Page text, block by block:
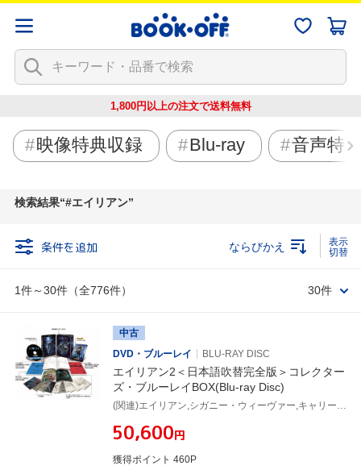
1,800円以上の注文で送料無料
映像特典収録 Blu-ray 音声特
検索結果 #エイリアン
条件を追加
1件～30件（全776件）
ならびかえ
30件
中古
DVD・ブルーレイ
BLU-RAY DISC
エイリアン2＜日本語吹替完全版＞コレクター
ズ・ブルーレイBOX(Blu-ray Disc)
(関連)エイリアン,シガニー・ウィーヴァー,キャリー・ヘン,マイケル・ビーン,ジェームズ・キャメロン(監督、脚本、原案),ゴードン・キャロル(製作総指揮),デヴィッド・ガイラー(製作総指揮),ウォルター・ヒル(製作総指揮),ジェームズ・ホーナー(音楽)
¥50,600円
獲得ポイント 460P